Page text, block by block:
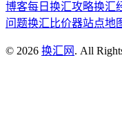
博客每日换汇攻略换汇
问题换汇比价器站点地
© 2026 换汇网 . All